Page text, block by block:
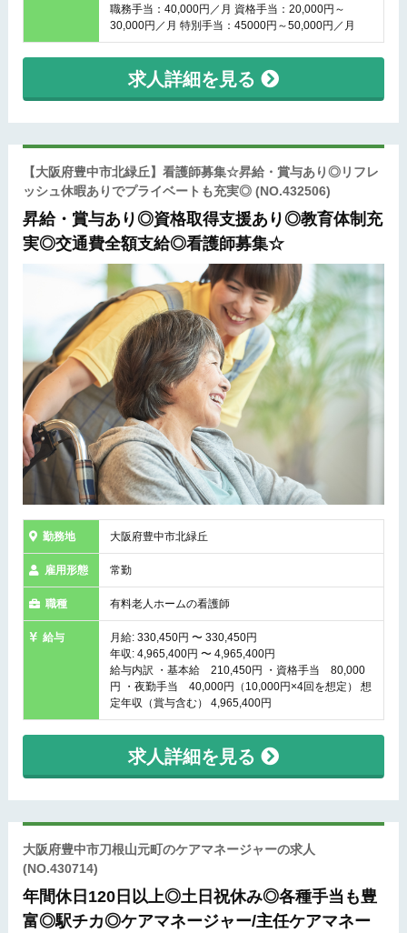
職務手当：40,000円／月 資格手当：20,000円～
30,000円／月 特別手当：45000円～50,000円／月
求人詳細を見る
【大阪府豊中市北緑丘】看護師募集☆昇給・賞与あり◎リフレ
ッシュ休暇ありでプライベートも充実◎ (NO.432506)
昇給・賞与あり◎資格取得支援あり◎教育体制充
実◎交通費全額支給◎看護師募集☆
勤務地 大阪府豊中市北緑丘
雇用形態 常勤
職種 有料老人ホームの看護師
給与
月給: 330,450円 〜 330,450円
年収: 4,965,400円 〜 4,965,400円
給与内訳 ・基本給 210,450円 ・資格手当 80,000
円 ・夜勤手当 40,000円（10,000円×4回を想定） 想
定年収（賞与含む） 4,965,400円
求人詳細を見る
大阪府豊中市刀根山元町のケアマネージャーの求人
(NO.430714)
年間休日120日以上◎土日祝休み◎各種手当も豊
富◎駅チカ◎ケアマネージャー/主任ケアマネー